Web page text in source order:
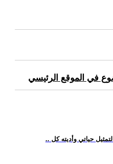
في الموقع الرئيسي
حياتي وأديته كل